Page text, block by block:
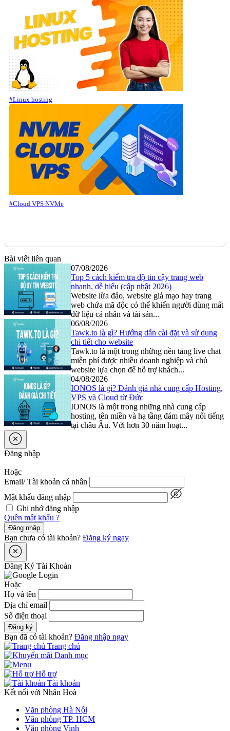
#Linux hosting
#Cloud VPS NVMe
Bài viết liên quan
07/08/2026
Top 5 cách kiểm tra độ tin cậy trang web
nhanh, dễ hiểu (cập nhật 2026)
Website lừa đảo, website giả mạo hay trang
web chứa mã độc có thể khiến người dùng mất
dữ liệu cá nhân và tài sản...
06/08/2026
Tawk.to là gì? Hướng dẫn cài đặt và sử dụng
chi tiết cho website
Tawk.to là một trong những nền tảng live chat
miễn phí được nhiều doanh nghiệp và chủ
website lựa chọn để hỗ trợ khách...
04/08/2026
IONOS là gì? Đánh giá nhà cung cấp Hosting,
VPS và Cloud từ Đức
IONOS là một trong những nhà cung cấp
hosting, tên miền và hạ tầng đám mây nổi tiếng
tại châu Âu. Với hơn 30 năm hoạt...
Đăng nhập
Hoặc
Email/ Tài khoản cá nhân
Mật khẩu đăng nhập
Ghi nhớ đăng nhập
Quên mật khẩu ?
Đăng nhập
Bạn chưa có tài khoản? Đăng ký ngay
Đăng Ký Tài Khoản
Hoặc
Họ và tên
Địa chỉ email
Số điện thoại
Đăng ký
Bạn đã có tài khoản? Đăng nhập ngay
Trang chủ
Danh mục
Hỗ trợ
Tài khoản
Kết nối với Nhân Hoà
Văn phòng Hà Nội
Văn phòng TP. HCM
Văn phòng Vinh